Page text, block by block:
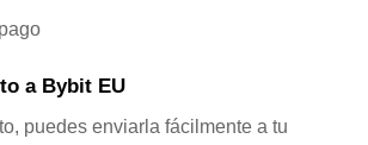
a Bybit EU
puedes enviarla fácilmente a tu